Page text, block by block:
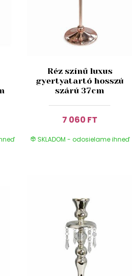
Réz színű luxus
gyertyatartó hosszú
szárú 37cm
7 060 FT
SKLADOM - odosielame ihneď